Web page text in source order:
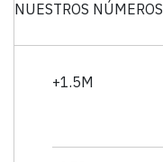
NUESTROS NÚMEROS
+1.5M